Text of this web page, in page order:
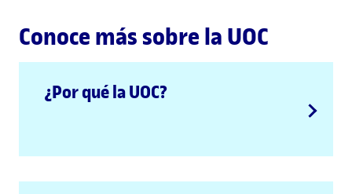
Conoce más sobre la UOC
¿Por qué la UOC?